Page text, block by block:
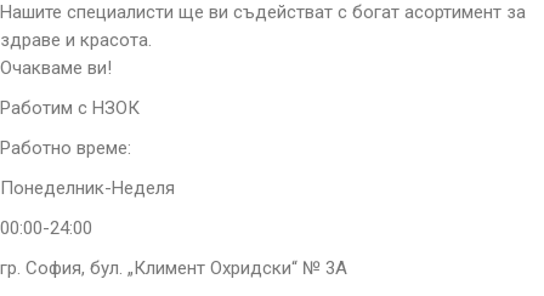
Нашите специалисти ще ви съдействат с богат асортимент за
здраве и красота.
Очакваме ви!
Работим с НЗОК
Работно време:
Понеделник-Неделя
00:00-24:00
гр. София, бул. „Климент Охридски“ № 3A